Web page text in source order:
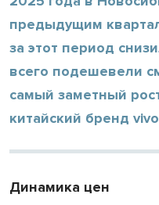
предыдущим
за этот период
всего подешевели
самый заметный
китайский бренд
Динамика цен